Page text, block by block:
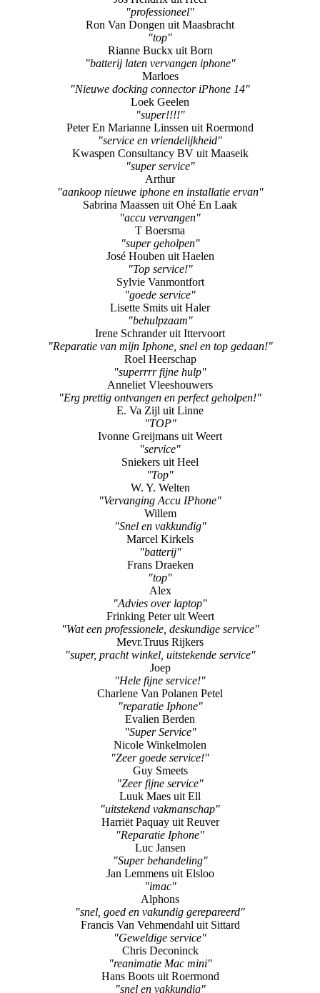
"professioneel"
Ron Van Dongen uit Maasbracht
"top"
Rianne Buckx uit Born
"batterij laten vervangen iphone"
Marloes
"Nieuwe docking connector iPhone 14"
Loek Geelen
"super!!!!"
Peter En Marianne Linssen uit Roermond
"service en vriendelijkheid"
Kwaspen Consultancy BV uit Maaseik
"super service"
Arthur
"aankoop nieuwe iphone en installatie ervan"
Sabrina Maassen uit Ohé En Laak
"accu vervangen"
T Boersma
"super geholpen"
José Houben uit Haelen
"Top service!"
Sylvie Vanmontfort
"goede service"
Lisette Smits uit Haler
"behulpzaam"
Irene Schrander uit Ittervoort
"Reparatie van mijn Iphone, snel en top gedaan!"
Roel Heerschap
"superrrr fijne hulp"
Anneliet Vleeshouwers
"Erg prettig ontvangen en perfect geholpen!"
E. Va Zijl uit Linne
"TOP"
Ivonne Greijmans uit Weert
"service"
Sniekers uit Heel
"Top"
W. Y. Welten
"Vervanging Accu IPhone"
Willem
"Snel en vakkundig"
Marcel Kirkels
"batterij"
Frans Draeken
"top"
Alex
"Advies over laptop"
Frinking Peter uit Weert
"Wat een professionele, deskundige service"
Mevr.Truus Rijkers
"super, pracht winkel, uitstekende service"
Joep
"Hele fijne service!"
Charlene Van Polanen Petel
"reparatie Iphone"
Evalien Berden
"Super Service"
Nicole Winkelmolen
"Zeer goede service!"
Guy Smeets
"Zeer fijne service"
Luuk Maes uit Ell
"uitstekend vakmanschap"
Harriët Paquay uit Reuver
"Reparatie Iphone"
Luc Jansen
"Super behandeling"
Jan Lemmens uit Elsloo
"imac"
Alphons
"snel, goed en vakundig gerepareerd"
Francis Van Vehmendahl uit Sittard
"Geweldige service"
Chris Deconinck
"reanimatie Mac mini"
Hans Boots uit Roermond
"snel en vakkundig"